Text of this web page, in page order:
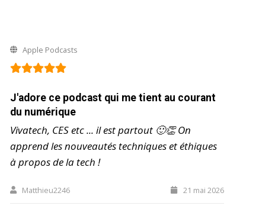
Apple Podcasts
J'adore ce podcast qui me tient au courant
du numérique
Vivatech, CES etc ... il est partout 🙂👏 On
apprend les nouveautés techniques et éthiques
à propos de la tech !
Matthieu2246 21 mai 2026